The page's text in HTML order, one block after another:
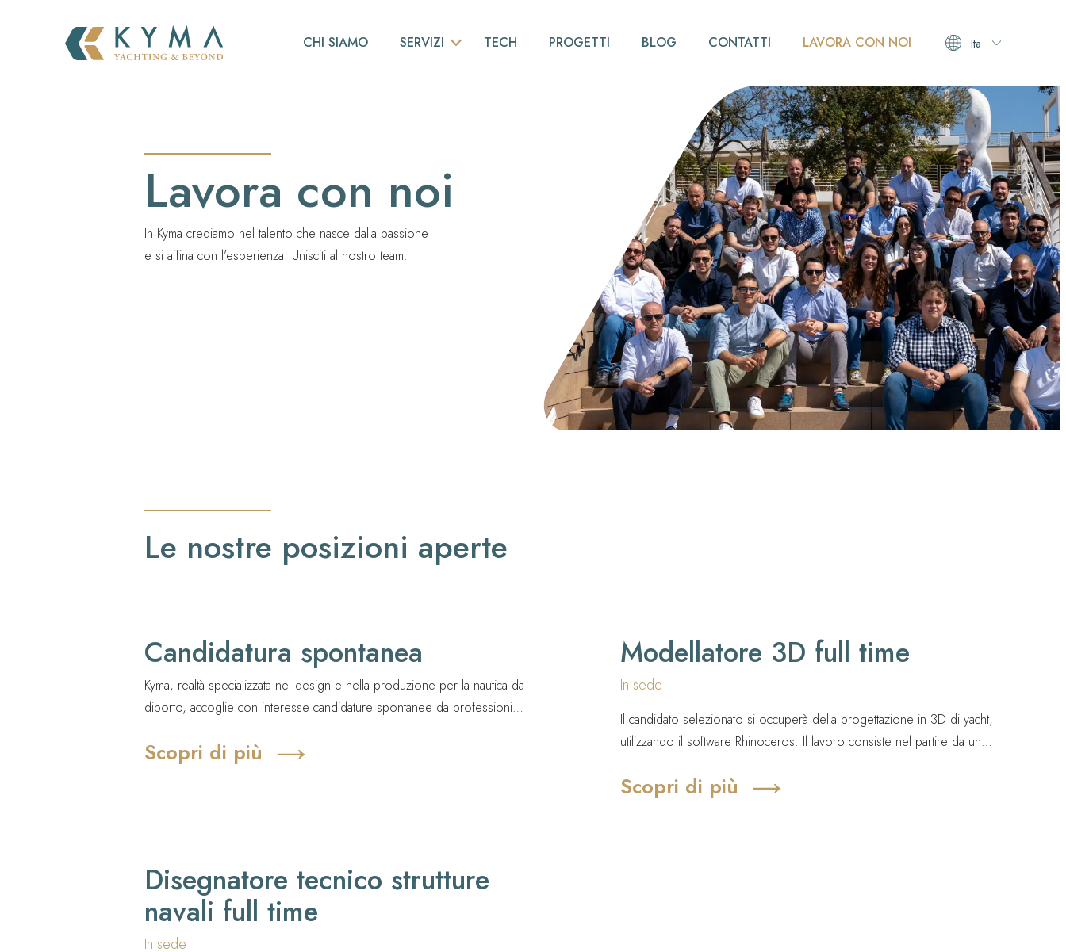
CHI SIAMO SERVIZI
MODELLAZIONE 3D
REALTÀ VIRTUALE E AUMENTATA
PROGETTAZIONE COMPOSITO
TECH PROGETTI BLOG CONTATTI LAVORA CON NOI Ita
Lavora con noi
In Kyma crediamo nel talento che nasce dalla passione
e si affina con l’esperienza. Unisciti al nostro team.
Le nostre posizioni aperte
Candidatura spontanea
Kyma, realtà specializzata nel design e nella produzione per la nautica da
diporto, accoglie con interesse candidature spontanee da professionisti
Scopri di più
Modellatore 3D full time
In sede
Il candidato selezionato si occuperà della progettazione in 3D di yacht,
utilizzando il software Rhinoceros. Il lavoro consiste nel partire da un
costruttivo, semplificando e riavviando le superfici, implementando
Scopri di più
Disegnatore tecnico strutture
navali full time
In sede